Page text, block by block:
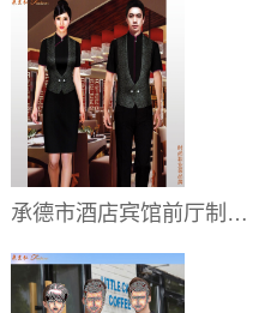
承德市酒店宾馆前厅制服订制,承德星级酒店工服定做